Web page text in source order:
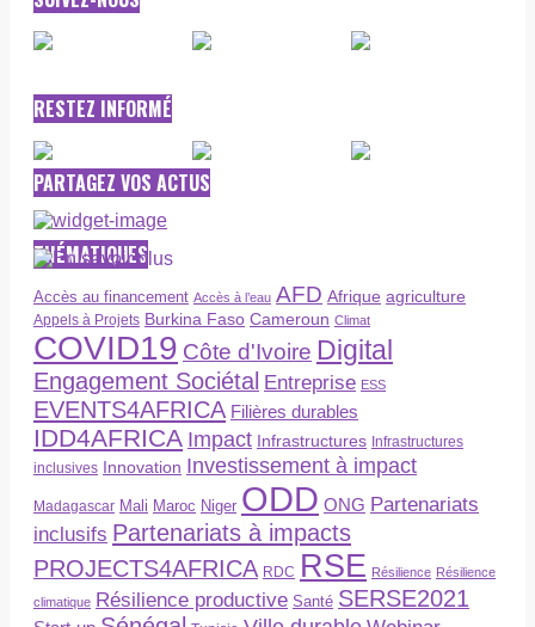
RESTEZ INFORMÉ
PARTAGEZ VOS ACTUS
THÉMATIQUES
Accès au financement Accès à l’eau AFD Afrique agriculture
Appels à Projets Burkina Faso Cameroun Climat
COVID19 Côte d'Ivoire Digital
Engagement Sociétal Entreprise ESS
EVENTS4AFRICA Filières durables
IDD4AFRICA Impact Infrastructures Infrastructures
inclusives Innovation Investissement à impact
Madagascar Mali Maroc Niger ODD ONG Partenariats
inclusifs Partenariats à impacts
PROJECTS4AFRICA RDC RSE Résilience Résilience
climatique Résilience productive Santé SERSE2021